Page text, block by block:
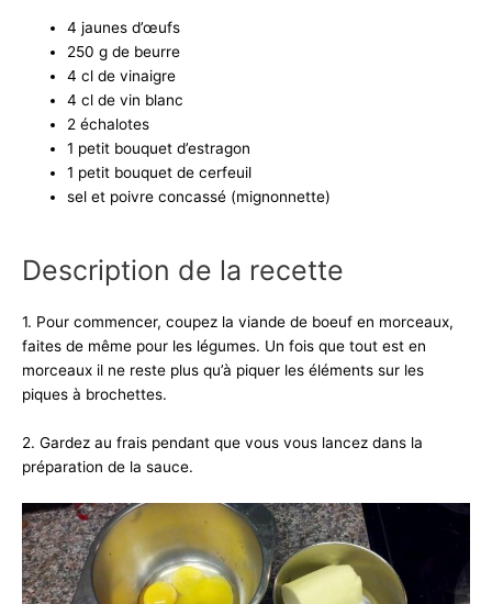
4 jaunes d’œufs
250 g de beurre
4 cl de vinaigre
4 cl de vin blanc
2 échalotes
1 petit bouquet d’estragon
1 petit bouquet de cerfeuil
sel et poivre concassé (mignonnette)
Description de la recette
1. Pour commencer, coupez la viande de boeuf en morceaux,
faites de même pour les légumes. Un fois que tout est en
morceaux il ne reste plus qu’à piquer les éléments sur les
piques à brochettes.
2. Gardez au frais pendant que vous vous lancez dans la
préparation de la sauce.